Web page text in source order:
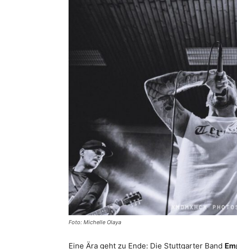
Foto: Michelle Olaya
Eine Ära geht zu Ende: Die Stuttgarter Band